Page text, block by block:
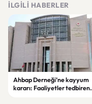
İLGILI HABERLER
Ahbap Derneği’ne kayyum
kararı: Faaliyetler tedbiren